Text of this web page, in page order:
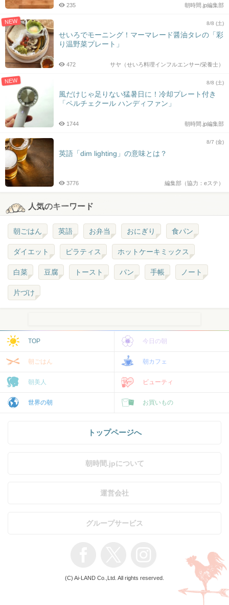
朝時間.jp編集部
235
NEW 8/8 (土)
せいろでモーニング！マーマレード醤油タレの「彩
り温野菜プレート」
サヤ（せいろ料理インフルエンサー/栄養士）
472
NEW 8/8 (土)
風だけじゃ足りない猛暑日に！冷却プレート付き
「ペルチェクール ハンディファン」
朝時間.jp編集部
1744
8/7 (金)
英語「dim lighting」の意味とは？
編集部（協力：eステ）
3776
人気のキーワード
朝ごはん 英語 お弁当 おにぎり 食パン
ダイエット ピラティス ホットケーキミックス
白菜 豆腐 トースト パン 手帳 ノート
片づけ
TOP 今日の朝
朝ごはん 朝カフェ
朝美人 ビューティ
世界の朝 お買いもの
トップページへ
朝時間.jpについて
運営会社
グループサービス
(C) Ai-LAND Co.,Ltd. All rights reserved.